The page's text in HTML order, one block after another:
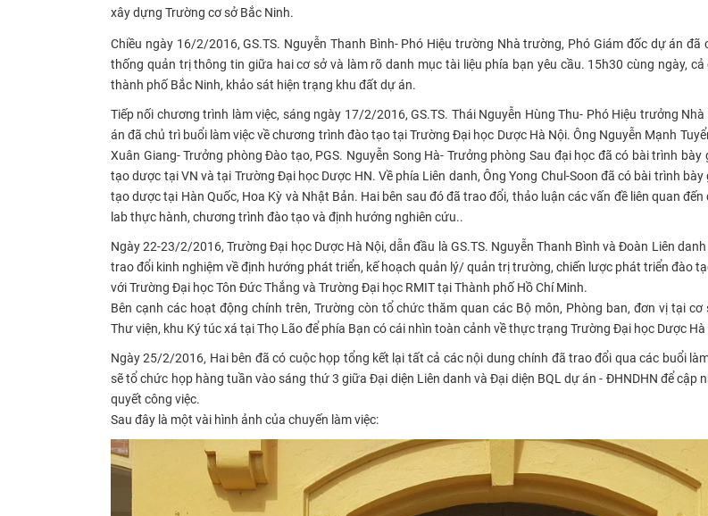
xây dựng Trường cơ sở Bắc Ninh.
Chiều ngày 16/2/2016, GS.TS. Nguyễn Thanh Bình- Phó Hiệu trường Nhà trường, Phó Giám đốc dự án đã
thống quản trị thông tin giữa hai cơ sở và làm rõ danh mục tài liệu phía bạn yêu cầu. 15h30 cùng ngày,
thành phố Bắc Ninh, khảo sát hiện trạng khu đất dự án.
Tiếp nối chương trình làm việc, sáng ngày 17/2/2016, GS.TS. Thái Nguyễn Hùng Thu- Phó Hiệu trưởng
án đã chủ trì buổi làm việc về chương trình đào tạo tại Trường Đại học Dược Hà Nội. Ông Nguyễn Mạnh
Xuân Giang- Trưởng phòng Đào tạo, PGS. Nguyễn Song Hà- Trưởng phòng Sau đại học đã có bài trình bày
tạo dược tại VN và tại Trường Đại học Dược HN. Về phía Liên danh, Ông Yong Chul-Soon đã có bài trình
tạo dược tại Hàn Quốc, Hoa Kỳ và Nhật Bản. Hai bên sau đó đã trao đổi, thảo luận các vấn đề liên quan
lab thực hành, chương trình đào tạo và định hướng nghiên cứu..
Ngày 22-23/2/2016, Trường Đại học Dược Hà Nội, dẫn đầu là GS.TS. Nguyễn Thanh Bình và Đoàn Liên
trao đổi kinh nghiệm về định hướng phát triển, kế hoạch quản lý/ quản trị trường, chiến lược phát triển đào
với Trường Đại học Tôn Đức Thắng và Trường Đại học RMIT tại Thành phố Hồ Chí Minh.
Bên cạnh các hoạt động chính trên, Trường còn tổ chức thăm quan các Bộ môn, Phòng ban, đơn vị tại cơ
Thư viện, khu Ký túc xá tại Thọ Lão để phía Bạn có cái nhìn toàn cảnh về thực trạng Trường Đại học Dược Hà
Ngày 25/2/2016, Hai bên đã có cuộc họp tổng kết lại tất cả các nội dung chính đã trao đổi qua các buổi
sẽ tổ chức họp hàng tuần vào sáng thứ 3 giữa Đại diện Liên danh và Đại diện BQL dự án - ĐHNDHN để cập
quyết công việc.
Sau đây là một vài hình ảnh của chuyến làm việc: